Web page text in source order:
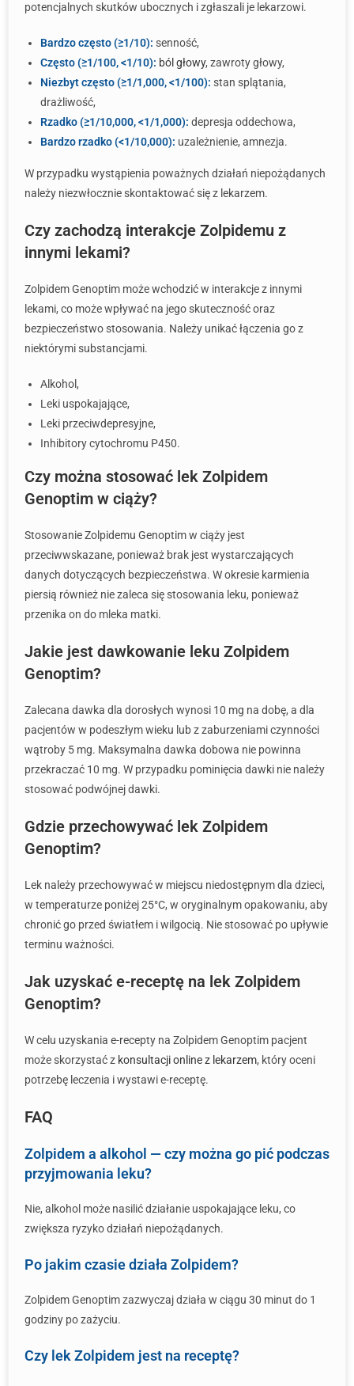
potencjalnych skutków ubocznych i zgłaszali je lekarzowi.
Bardzo często (≥1/10): senność,
Często (≥1/100, <1/10): ból głowy, zawroty głowy,
Niezbyt często (≥1/1,000, <1/100): stan splątania,
drażliwość,
Rzadko (≥1/10,000, <1/1,000): depresja oddechowa,
Bardzo rzadko (<1/10,000): uzależnienie, amnezja.
W przypadku wystąpienia poważnych działań niepożądanych
należy niezwłocznie skontaktować się z lekarzem.
Czy zachodzą interakcje Zolpidemu z
innymi lekami?
Zolpidem Genoptim może wchodzić w interakcje z innymi
lekami, co może wpływać na jego skuteczność oraz
bezpieczeństwo stosowania. Należy unikać łączenia go z
niektórymi substancjami.
Alkohol,
Leki uspokajające,
Leki przeciwdepresyjne,
Inhibitory cytochromu P450.
Czy można stosować lek Zolpidem
Genoptim w ciąży?
Stosowanie Zolpidemu Genoptim w ciąży jest
przeciwwskazane, ponieważ brak jest wystarczających
danych dotyczących bezpieczeństwa. W okresie karmienia
piersią również nie zaleca się stosowania leku, ponieważ
przenika on do mleka matki.
Jakie jest dawkowanie leku Zolpidem
Genoptim?
Zalecana dawka dla dorosłych wynosi 10 mg na dobę, a dla
pacjentów w podeszłym wieku lub z zaburzeniami czynności
wątroby 5 mg. Maksymalna dawka dobowa nie powinna
przekraczać 10 mg. W przypadku pominięcia dawki nie należy
stosować podwójnej dawki.
Gdzie przechowywać lek Zolpidem
Genoptim?
Lek należy przechowywać w miejscu niedostępnym dla dzieci,
w temperaturze poniżej 25°C, w oryginalnym opakowaniu, aby
chronić go przed światłem i wilgocią. Nie stosować po upływie
terminu ważności.
Jak uzyskać e-receptę na lek Zolpidem
Genoptim?
W celu uzyskania e-recepty na Zolpidem Genoptim pacjent
może skorzystać z konsultacji online z lekarzem, który oceni
potrzebę leczenia i wystawi e-receptę.
FAQ
Zolpidem a alkohol — czy można go pić podczas
przyjmowania leku?
Nie, alkohol może nasilić działanie uspokajające leku, co
zwiększa ryzyko działań niepożądanych.
Po jakim czasie działa Zolpidem?
Zolpidem Genoptim zazwyczaj działa w ciągu 30 minut do 1
godziny po zażyciu.
Czy lek Zolpidem jest na receptę?